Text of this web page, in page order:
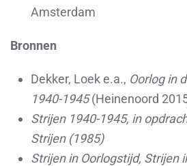
Amsterdam
Bronnen
Dekker, Loek e.a., Oorlog in
1940-1945(Heinenoord
Strijen 1940-1945, in
Strijen (1985)
Strijen in Oorlogstijd, Strijen